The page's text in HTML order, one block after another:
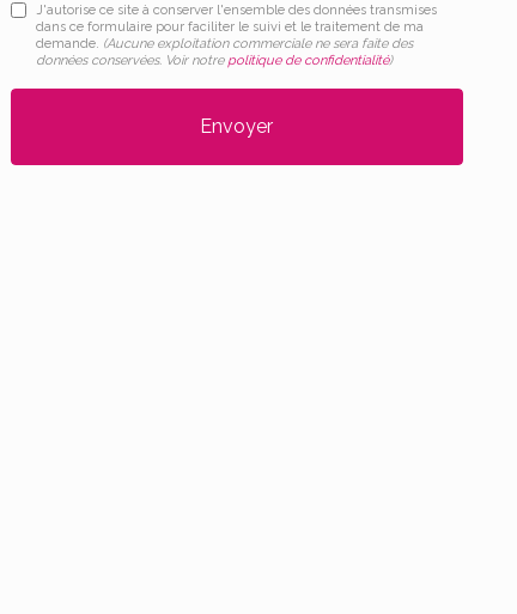
J'autorise ce site à conserver l'ensemble des données transmises
dans ce formulaire pour faciliter le suivi et le traitement de ma
demande. (Aucune exploitation commerciale ne sera faite des
données conservées. Voir notre politique de confidentialité)